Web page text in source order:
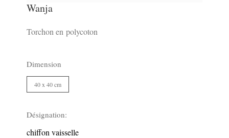
Wanja
Torchon en polycoton
Dimension
40 x 40 cm
Désignation:
chiffon vaisselle